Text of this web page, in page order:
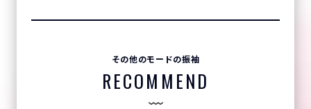
その他のモードの振袖
RECOMMEND